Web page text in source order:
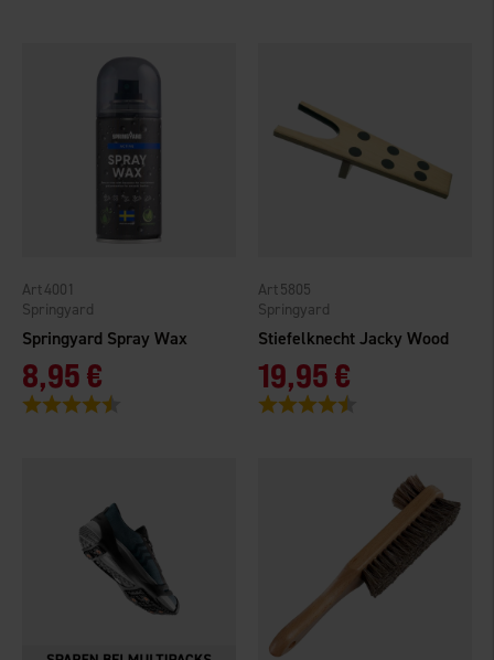
Springyard Spray Wax
Springyard
4001
8,95 €
Bewertung:
Stiefelknecht Jacky Wood
Springyard
5805
19,95 €
Bewertung: